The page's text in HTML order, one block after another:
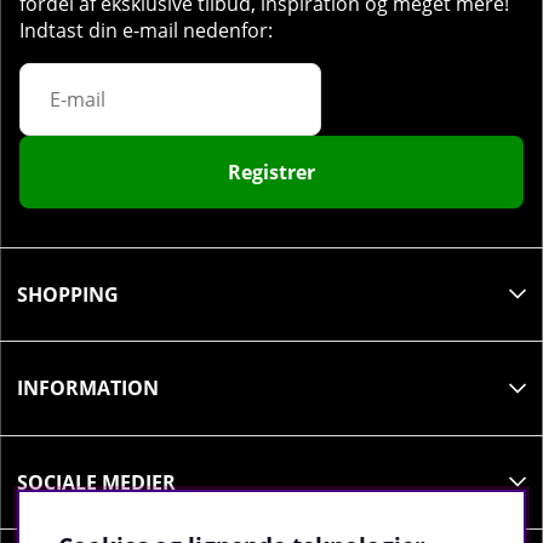
Indtast din e-mail nedenfor:
Registrer
SHOPPING
INFORMATION
SOCIALE MEDIER